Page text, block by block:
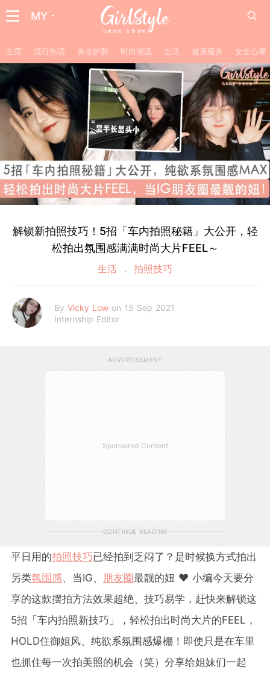
MY
主页 流行热话 美妆护肤 时尚潮流 生活 健康瘦身 女生心事
解锁新拍照技巧！5招「车内拍照秘籍」大公开，轻
松拍出氛围感满满时尚大片FEEL～
生活 拍照技巧
By Vicky Low on 15 Sep 2021
Internship Editor
ADVERTISEMENT
Sponsored Content
CONTINUE READING
平日用的拍照技巧已经拍到乏闷了？是时候换方式拍出
另类氛围感、当IG、 朋友圈最靓的妞 ♥ 小编今天要分
享的这款摆拍方法效果超绝、技巧易学，赶快来解锁这
5招「车内拍照新技巧」，轻松拍出时尚大片的FEEL，
HOLD住御姐风、纯欲系氛围感爆棚！即使只是在车里
也抓住每一次拍美照的机会（笑）分享给姐妹们一起